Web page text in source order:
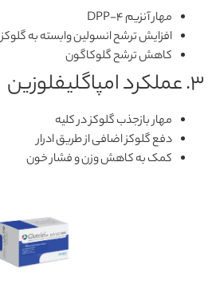
مهار آنزیم DPP-4
افزایش ترشح انسولین وابسته به گلوکز
کاهش ترشح گلوکاگون
۳. عملکرد امپاگلیفلوزین
مهار بازجذب گلوکز در کلیه
دفع گلوکز اضافی از طریق ادرار
کمک به کاهش وزن و فشار خون